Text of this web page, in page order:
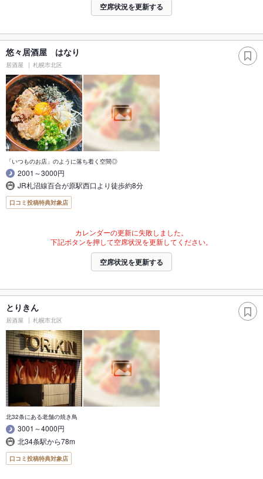
空席状況を更新する
悠々居酒屋 はなり
居酒屋 札幌市北区
「いつものお店」のように落ち着く空間◎
2001～3000円
JR札沼線百合が原駅西口より徒歩約8分
口コミ投稿特典対象店
カレンダーの更新に失敗しました。
下記ボタンを押して空席状況を更新してください。
空席状況を更新する
とりきん
居酒屋 札幌市北区
北32条にある老舗の焼き鳥
3001～4000円
北34条駅から78m
口コミ投稿特典対象店